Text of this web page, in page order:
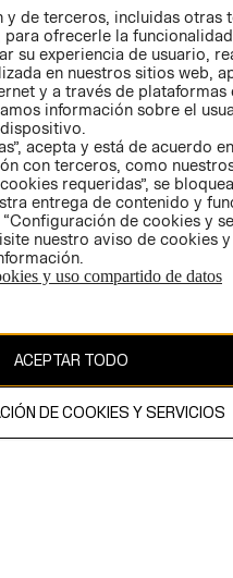
CON
- RETIRO EN
TIENDA
TÉRMINOS Y
CONDICIONES
AVISO DE
PRIVACIDAD
GIFT CARD
AVISO DE
COOKIES
de terceros, incluidas otras
ofrecerle la
su experiencia de usuario,
en nuestros sitios web,
y a través de plataformas
información sobre el
acepta y está de acuerdo
con terceros, como
requeridas”, se
entrega de contenido y
de cookies y
nuestro aviso de cookies
y uso compartido de datos
ACEPTAR TODO
DE COOKIES Y SERVICIOS